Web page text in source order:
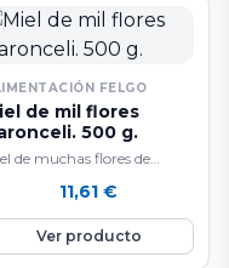
con frutas de
ecológica. Se
por su
a partir de
de proximidad, por
alta concentración de
y por no usar aditivos,
ni colorantes
veganos. Sin gluten.
FELGO
de mil flores
500 g.
de muchas flores de
de colmenas
en zonas de cultivo…
11,61 €
Ver producto